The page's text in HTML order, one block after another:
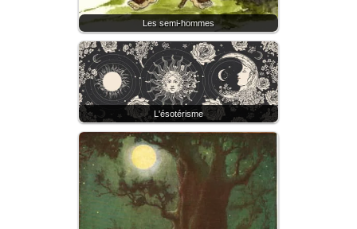
Les semi-hommes
L'ésotérisme